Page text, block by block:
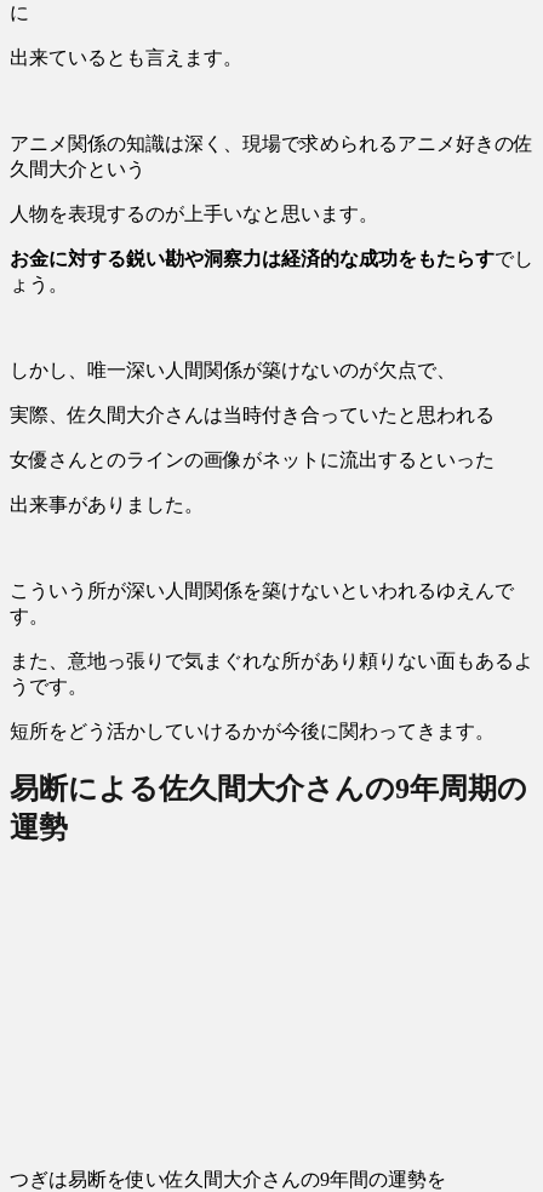
に
出来ているとも言えます。
アニメ関係の知識は深く、現場で求められるアニメ好きの佐
久間大介という
人物を表現するのが上手いなと思います。
お金に対する鋭い勘や洞察力は経済的な成功をもたらすでし
ょう。
しかし、唯一深い人間関係が築けないのが欠点で、
実際、佐久間大介さんは当時付き合っていたと思われる
女優さんとのラインの画像がネットに流出するといった
出来事がありました。
こういう所が深い人間関係を築けないといわれるゆえんで
す。
また、意地っ張りで気まぐれな所があり頼りない面もあるよ
うです。
短所をどう活かしていけるかが今後に関わってきます。
易断による佐久間大介さんの9年周期の
運勢
つぎは易断を使い佐久間大介さんの9年間の運勢を